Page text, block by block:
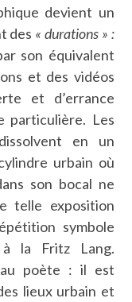
devient un
des « durations » :
son équivalent
et des vidéos
et d’errance
particulière. Les
en un
urbain où
son bocal ne
telle exposition
symbole
à la Fritz Lang.
poète : il est
lieux urbain et